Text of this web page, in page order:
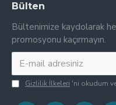
Bülten
Bültenimize kaydolarak
promosyonu kaçırmayın.
Gizlilik İlkeleri 'ni okudum